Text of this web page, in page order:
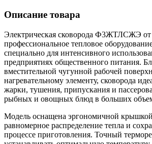
Описание товара
Электрическая сковорода Ф3ЖТЛСЖЭ от
профессиональное тепловое
специально для интенсивного
предприятиях общественного питания.
вместительной чугунной рабочей
нагревательному элементу, сковорода
жарки, тушения, припускания и
рыбных и овощных блюд в больших
Модель оснащена эргономичной
равномерное распределение тепла и
процессе приготовления. Точный